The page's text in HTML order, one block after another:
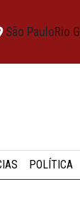
São PauloRio
POLÍTICA